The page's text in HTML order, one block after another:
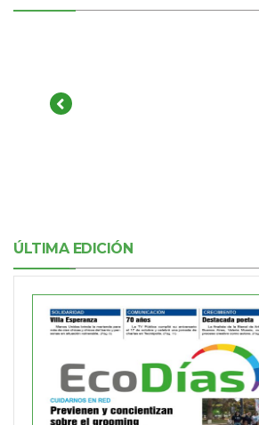
ÚLTIMA EDICIÓN